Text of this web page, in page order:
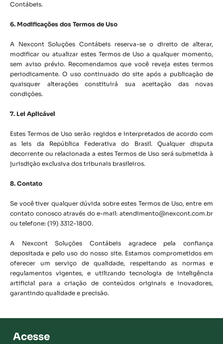
Contábeis.
6. Modificações dos Termos de Uso
A Nexcont Soluções Contábeis reserva-se o direito de alterar,
modificar ou atualizar estes Termos de Uso a qualquer momento,
sem aviso prévio. Recomendamos que você reveja estes termos
periodicamente. O uso continuado do site após a publicação de
quaisquer alterações constituirá sua aceitação das novas
condições.
7. Lei Aplicável
Estes Termos de Uso serão regidos e interpretados de acordo com
as leis da República Federativa do Brasil. Qualquer disputa
decorrente ou relacionada a estes Termos de Uso será submetida à
jurisdição exclusiva dos tribunais brasileiros.
8. Contato
Se você tiver qualquer dúvida sobre estes Termos de Uso, entre em
contato conosco através do e-mail: atendimento@nexcont.com.br
ou telefone: (19) 3312-1800.
A Nexcont Soluções Contábeis agradece pela confiança
depositada e pelo uso do nosso site. Estamos comprometidos em
oferecer um serviço de qualidade, respeitando as normas e
regulamentos vigentes, e utilizando tecnologia de inteligência
artificial para a criação de conteúdos originais e inovadores,
garantindo qualidade e precisão.
Acesse